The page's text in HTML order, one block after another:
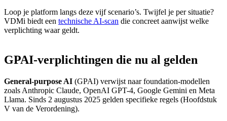
Loop je platform langs deze vijf scenario’s. Twijfel je per situatie?
VDMi biedt een technische AI-scan die concreet aanwijst welke
verplichting waar geldt.
GPAI-verplichtingen die nu al gelden
General-purpose AI (GPAI) verwijst naar foundation-modellen
zoals Anthropic Claude, OpenAI GPT-4, Google Gemini en Meta
Llama. Sinds 2 augustus 2025 gelden specifieke regels (Hoofdstuk
V van de Verordening).